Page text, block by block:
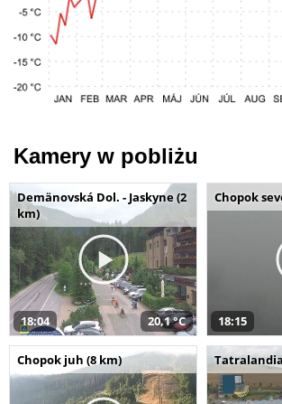
Kamery w pobliżu
Demänovská Dol. - Jaskyne (2
km)
18:04 20,1 °C
Chopok
18:15
Chopok juh (8 km)